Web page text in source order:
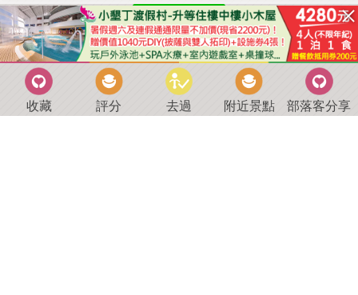
收藏 評分 去過 附近景點 部落客分享